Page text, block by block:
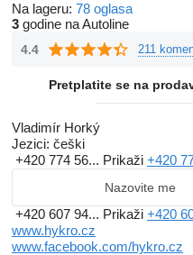
Na lageru: 78 oglasa
3 godine na Autoline
4.4 211
Pretplatite se na
Vladimír Horký
Jezici: češki
+420 774 56... Prikaži +420
Nazovite me
+420 607 94... Prikaži +420
www.hykro.cz
www.facebook.com/hykro.cz